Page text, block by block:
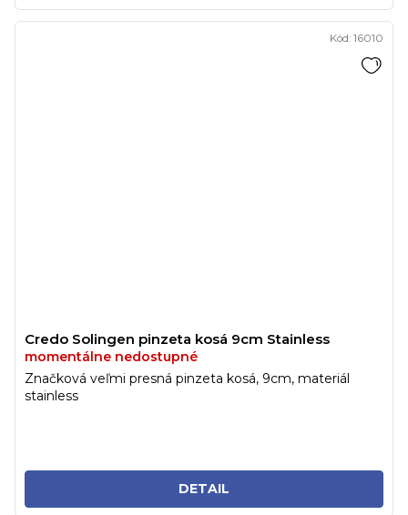
Credo Solingen pinzeta kosá 9cm Stainless
momentálne nedostupné
DETAIL
Značková veľmi presná pinzeta kosá, 9cm, materiál
stainless
Kód: 16010